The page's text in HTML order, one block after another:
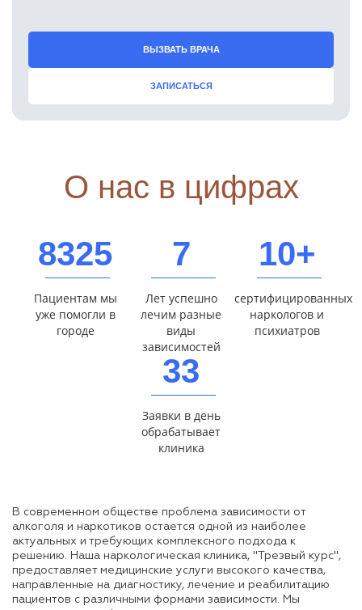
ВЫЗВАТЬ ВРАЧА
ЗАПИСАТЬСЯ
О нас в цифрах
8325
Пациентам мы
уже помогли в
городе
7
Лет успешно
лечим разные
виды
зависимостей
10+
сертифицированных
наркологов и
психиатров
33
Заявки в день
обрабатывает
клиника
В современном обществе проблема зависимости от
алкоголя и наркотиков остается одной из наиболее
актуальных и требующих комплексного подхода к
решению. Наша наркологическая клиника, "Трезвый курс",
предоставляет медицинские услуги высокого качества,
направленные на диагностику, лечение и реабилитацию
пациентов с различными формами зависимости. Мы